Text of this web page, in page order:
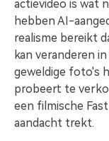
Verken
Overzicht
Video
Alle producten
MobileTrans
Overdracht
FamiSafe
Alle producten
DIY-speciale
een professional
Gemeenschap
Aanbevolen inhoud
Onze missie,
Klantverhalen
Ontdek hoe onze
actievideo is wat
hebben AI-
realisme bereikt
kan veranderen
geweldige foto's
probeert te
een filmische
aandacht trekt.